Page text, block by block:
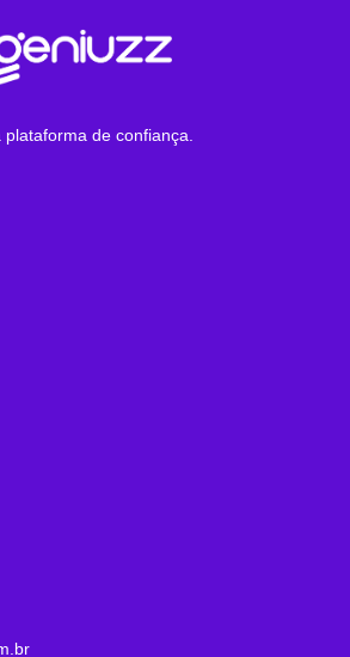
plataforma de confiança.